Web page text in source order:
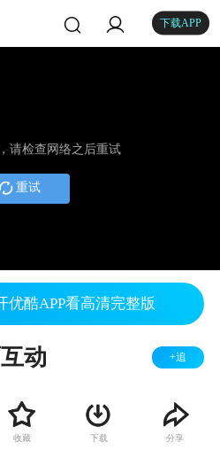
下载APP
请检查网络之后重试
重试
优酷APP看高清完整版
动 +追
收藏 下载 分享